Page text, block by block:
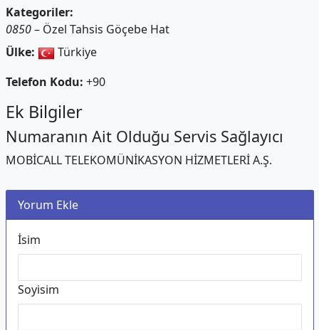
Kategoriler:
0850– Özel Tahsis Göçebe Hat
Ülke:
Türkiye
Telefon Kodu: +90
Ek Bilgiler
Numaranın Ait Olduğu Servis Sağlayıcı
MOBİCALL TELEKOMÜNİKASYON HİZMETLERİ A.Ş.
Yorum Ekle
İsim
Soyisim